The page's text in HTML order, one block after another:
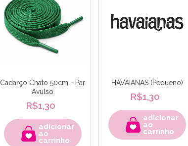
Cadarço Chato 50cm - Par
Avulso
R$1,30
adicionar
ao
carrinho
HAVAIANAS (Pequeno)
R$1,30
adicionar
ao
carrinho